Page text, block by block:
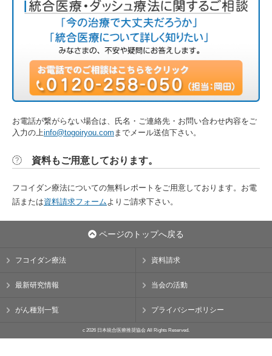
お電話が繋がらない場合は、氏名・ご連絡先・お問い合わせ内容をご
入力の上info@togoiryou.com までメール送信下さい。
資料もご用意しております。
フコイダン療法についての無料レポートをご用意しております。お電
話または資料請求フォーム よりご請求下さい。
ページのトップへ戻る
フコイダン療法 資料請求
最新研究情報 当会の活動
がん種別一覧 プライバシーポリシー
c 2026 日本統合医療推奨協会 All Rights Reserved.